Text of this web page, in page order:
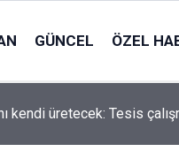
GÜNCEL ÖZEL
Akgül, şalvar giyip